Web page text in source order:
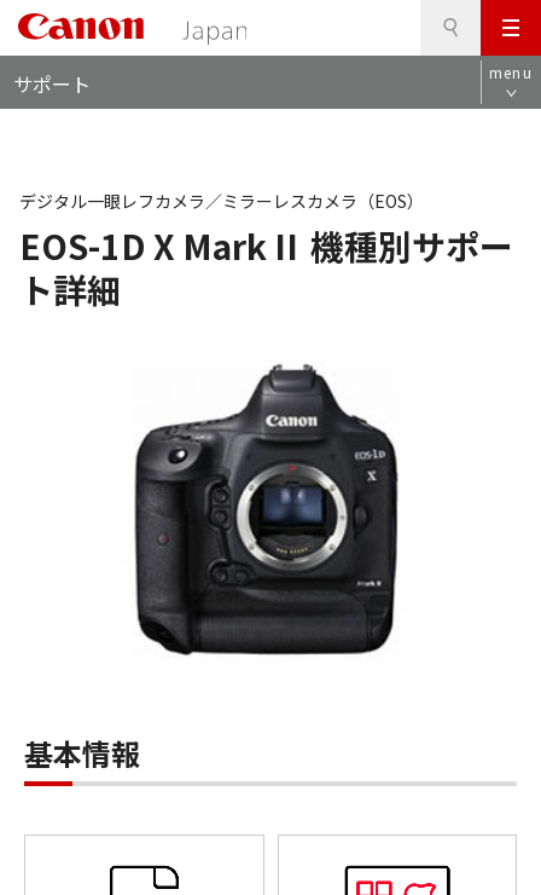
メ
ニ
ュ
サポート menu
EOS-1D X Mark II 機種別サポー
ト詳細
デジタル一眼レフカメラ／ミラーレスカメラ（EOS）
基本情報